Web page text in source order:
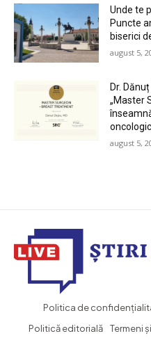
Unde te
Puncte
biserici
august 5,
Dr.
„Master
august 5,
Politica de
Politică editorială
Termeni